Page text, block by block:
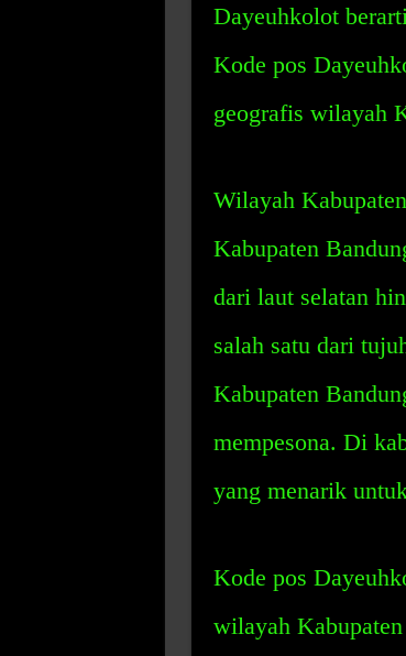
Dayeuhkolot
Kode pos
geografis wilayah
Wilayah
Kabupaten
dari laut selatan
salah satu dari
Kabupaten
mempesona. Di
yang menarik
Kode pos
wilayah